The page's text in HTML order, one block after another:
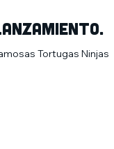
Tortugas Ninjas